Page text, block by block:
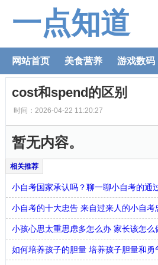
一点知道
网站首页 美食营养 游戏数码
cost和spend的区别
时间：2026-04-22 11:20:27
暂无内容。
小自考国家承认吗？聊一聊小自考的通
小自考的十大忠告 来自过来人的小自考
小孩心思太重思虑多怎么办 家长该怎么
如何培养孩子的胆量 培养孩子胆量和勇